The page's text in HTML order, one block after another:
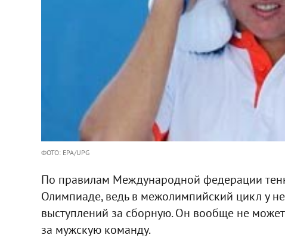
ФОТО: EPA/UPG
По правилам Международной федерации
Олимпиаде, ведь в межолимпийский цикл у
выступлений за сборную. Он вообще не
за мужскую команду.